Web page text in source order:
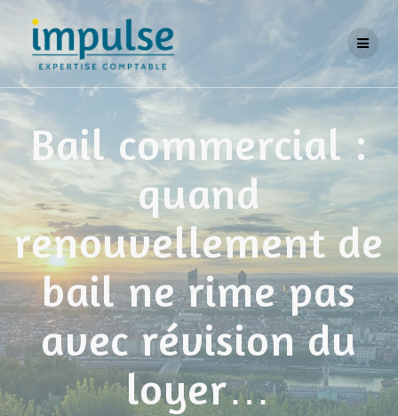
Bail commercial :
quand
renouvellement de
bail ne rime pas
avec révision du
loyer…